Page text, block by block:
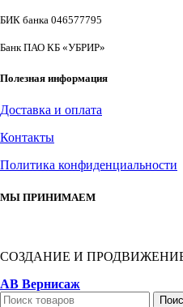
БИК банка 046577795
Банк ПАО КБ «УБРИР»
Полезная информация
Доставка и оплата
Контакты
Политика конфиденциальности
МЫ ПРИНИМАЕМ
СОЗДАНИЕ И
АВ Вернисаж